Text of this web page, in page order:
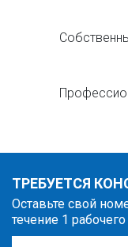
ТРЕБУЕТСЯ
Оставьте свой
течение 1